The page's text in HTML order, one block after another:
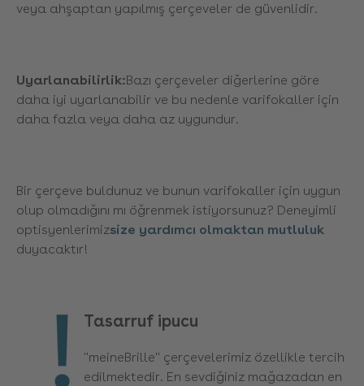
veya ahşaptan yapılmış çerçeveler de güvenlidir.
Uyarlanabilirlik:Bazı çerçeveler diğerlerine göre
daha iyi uyarlanabilir ve bu nedenle varifokaller için
daha fazla veya daha az uygundur.
Bir çerçeve buldunuz ve bunun varifokaller için uygun
olup olmadığını mı öğrenmek istiyorsunuz? Deneyimli
optisyenlerimizsize yardımcı olmaktan mutluluk
duyacaktır!
Tasarruf ipucu
"meineBrille" çerçevelerimiz özellikle tercih
edilmektedir. En sevdiğiniz mağazadan en